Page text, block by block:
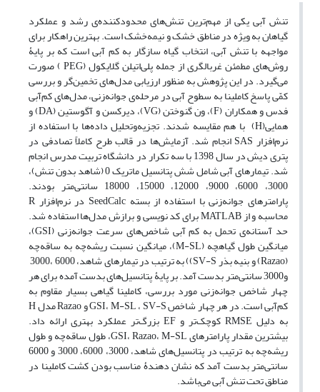
تنش آبی یکی از مهم‌ترین تنش‌های محدودکننده‌ی رشد و عملکرد
گیاهان به ‌ویژه در مناطق خشک و نیمه‌خشک است. بهترین راهکار برای
مواجهه با تنش آبی، انتخاب گیاه سازگار به کم آبی است که بر پایۀ
روش‌های مطمئن غربالگری از جمله پلی‌اتیلن گلایکول (PEG ) صورت
می‌گیرد. در این پژوهش به ‌منظور ارزیابی مدل‌های تخمین‌گر و بررسی
کمّی پاسخ کاملینا به سطوح آبی در مرحله‌ی جوانه‌زنی، مدل‌های کم‌آبی
فدس و همکاران (F)، ون گنوختن (VG)، دیرکسن و آگوستین (DA) و
همایی(H) با هم مقایسه شدند. تجزیه‌وتحلیل داده‌ها با استفاده از
نرم‌افزار SAS انجام شد. آزمایش‌ها در قالب طرح کاملاً تصادفی در
پتری دیش در سال 1398 با سه تکرار در دانشگاه تربیت مدرس انجام
شد. تیمارهای آبی شامل شش پتانسیل ماتریک 0 (شاهد بدون تنش)،
3000، 6000، 9000، 12000، 15000، 18000 سانتی‌متر بودند.
پارامترهای جوانه‌زنی با استفاده از بسته SeedCalc در نرم‌افزار R
محاسبه و از MATLAB برای کد نویسی و برازش مدل‌ها استفاده شد.
حد آستانه‌ی تحمل به کم آبی شاخص‌های سرعت جوانه‌زنی (GSI)،
میانگین طول گیاهچه (M-SL)، میانگین نسبت ریشه‌چه به ساقه‌چه
(Razao) و بنیه بذر SV-S)) به ترتیب در تیمارهای شاهد، 6000 ،3000
و3000 سانتی‌متر بدست آمد. بر پایۀ پتانسیل‌های بدست آمده برای هر
چهار شاخص جوانه‌زنی مورد بررسی، کاملینا گیاهی بسیار مقاوم به
کم‌آبی است. در هر چهار شاخص GSI، M-SL ، SV-S و Razao مدل H
به دلیل RMSE کوچک‌تر و EF بزرگ‌تر عملکرد بهتری ارائه داد.
بیشترین مقدار پارامترهای GSI، Razao، M-SL، طول ساقه‌چه و طول
ریشه‌چه به ترتیب در پتانسیل‌های شاهد، 3000، 6000، 3000 و 6000
سانتی‌متر بدست آمد که نشان دهندۀ مناسب بودن کشت کاملینا در
مناطق تحت تنش آبی می‌باشد.